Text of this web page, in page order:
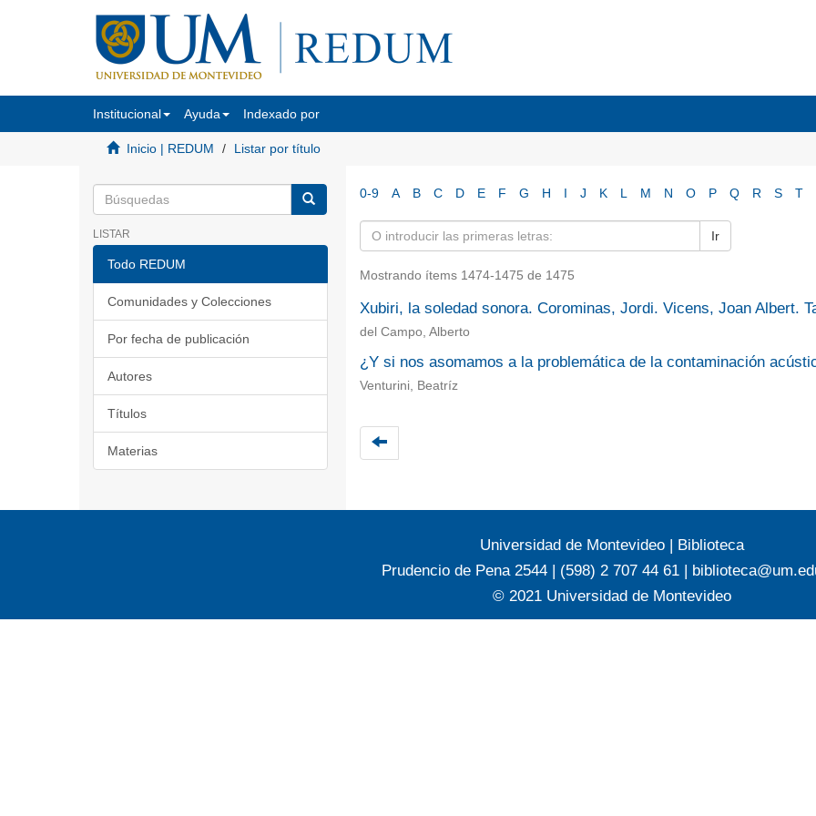
Institucional Ayuda Indexado por
Inicio | REDUM Listar por título
LISTAR
Todo REDUM
Comunidades y Colecciones
Por fecha de publicación
Autores
Títulos
Materias
0-9 A B C D E F G H I J K L M N O P Q R S T
Ir
Mostrando ítems 1474-1475 de 1475
Xubiri, la soledad sonora. Corominas, Jordi. Vicens, Joan Albert.
del Campo, Alberto
¿Y si nos asomamos a la problemática de la contaminación
Venturini, Beatríz
Universidad de Montevideo | Biblioteca
Prudencio de Pena 2544 | (598) 2 707 44 61 |
© 2021 Universidad de Montevideo